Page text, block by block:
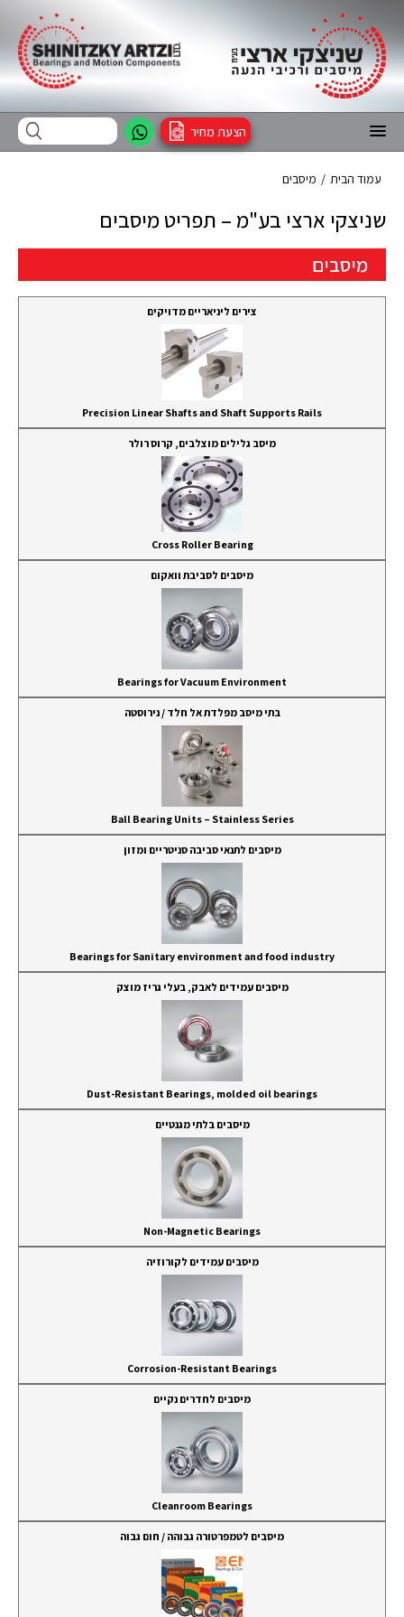
הצעת מחיר
עמוד הבית / מיסבים
שניצקי ארצי בע"מ – תפריט מיסבים
מיסבים
צירים ליניאריים מדויקים
Precision Linear Shafts and Shaft Supports Rails
מיסב גלילים מוצלבים, קרוס רולר
Cross Roller Bearing
מיסבים לסביבת וואקום
Bearings for Vacuum Environment
בתי מיסב מפלדת אל חלד / נירוסטה
Ball Bearing Units – Stainless Series
מיסבים לתנאי סביבה סניטריים ומזון
Bearings for Sanitary environment and food industry
מיסבים עמידים לאבק, בעלי גריז מוצק
Dust-Resistant Bearings, molded oil bearings
מיסבים בלתי מגנטיים
Non-Magnetic Bearings
מיסבים עמידים לקורוזיה
Corrosion-Resistant Bearings
מיסבים לחדרים נקיים
Cleanroom Bearings
מיסבים לטמפרטורה גבוהה / חום גבוה